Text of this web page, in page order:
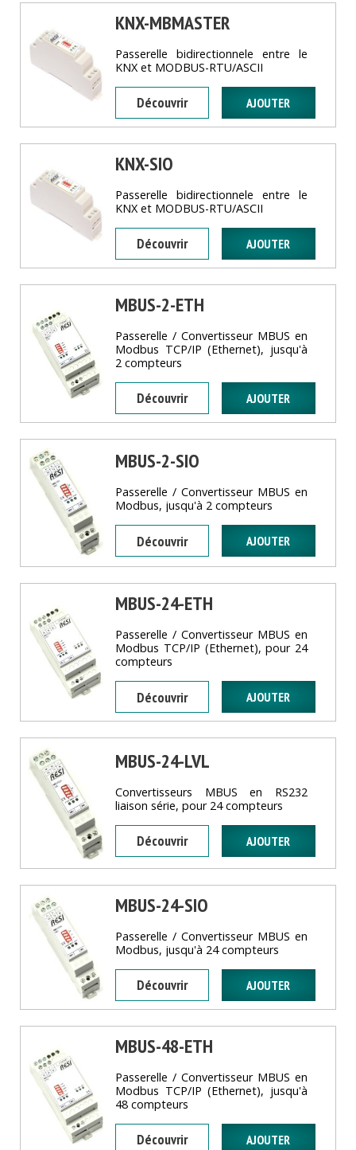
KNX-MBMASTER
Passerelle bidirectionnele entre le
KNX et MODBUS-RTU/ASCII
Découvrir
KNX-SIO
Passerelle bidirectionnele entre le
KNX et MODBUS-RTU/ASCII
Découvrir
MBUS-2-ETH
Passerelle / Convertisseur MBUS en
Modbus TCP/IP (Ethernet), jusqu'à
2 compteurs
Découvrir
MBUS-2-SIO
Passerelle / Convertisseur MBUS en
Modbus, jusqu'à 2 compteurs
Découvrir
MBUS-24-ETH
Passerelle / Convertisseur MBUS en
Modbus TCP/IP (Ethernet), pour 24
compteurs
Découvrir
MBUS-24-LVL
Convertisseurs MBUS en RS232
liaison série, pour 24 compteurs
Découvrir
MBUS-24-SIO
Passerelle / Convertisseur MBUS en
Modbus, jusqu'à 24 compteurs
Découvrir
MBUS-48-ETH
Passerelle / Convertisseur MBUS en
Modbus TCP/IP (Ethernet), jusqu'à
48 compteurs
Découvrir